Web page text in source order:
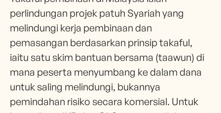
perlindungan projek patuh Syariah yang
melindungi kerja pembinaan dan
pemasangan berdasarkan prinsip takaful,
iaitu satu skim bantuan bersama (taawun) di
mana peserta menyumbang ke dalam dana
untuk saling melindungi, bukannya
pemindahan risiko secara komersial. Untuk